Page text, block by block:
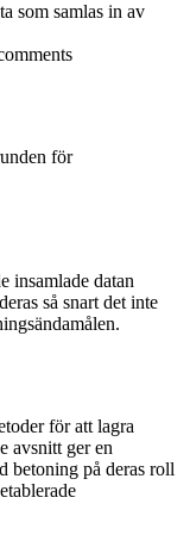
som samlas in av
för
insamlade datan
så snart det inte
för att lagra
avsnitt ger en
betoning på deras roll